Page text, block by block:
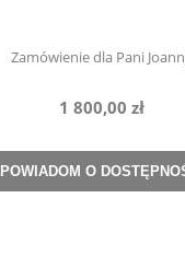
Zamówienie dla Pani
1 800,00 zł
POWIADOM O